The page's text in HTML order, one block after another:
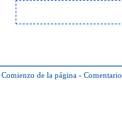
Comienzo de la página -